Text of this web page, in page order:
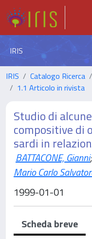
IRIS
IRIS Catalogo Ricerca
1.1 Articolo in rivista
Studio di
compositive di
sardi in
BATTACONE, Gianni;
Mario Carlo
1999-01-01
Scheda breve